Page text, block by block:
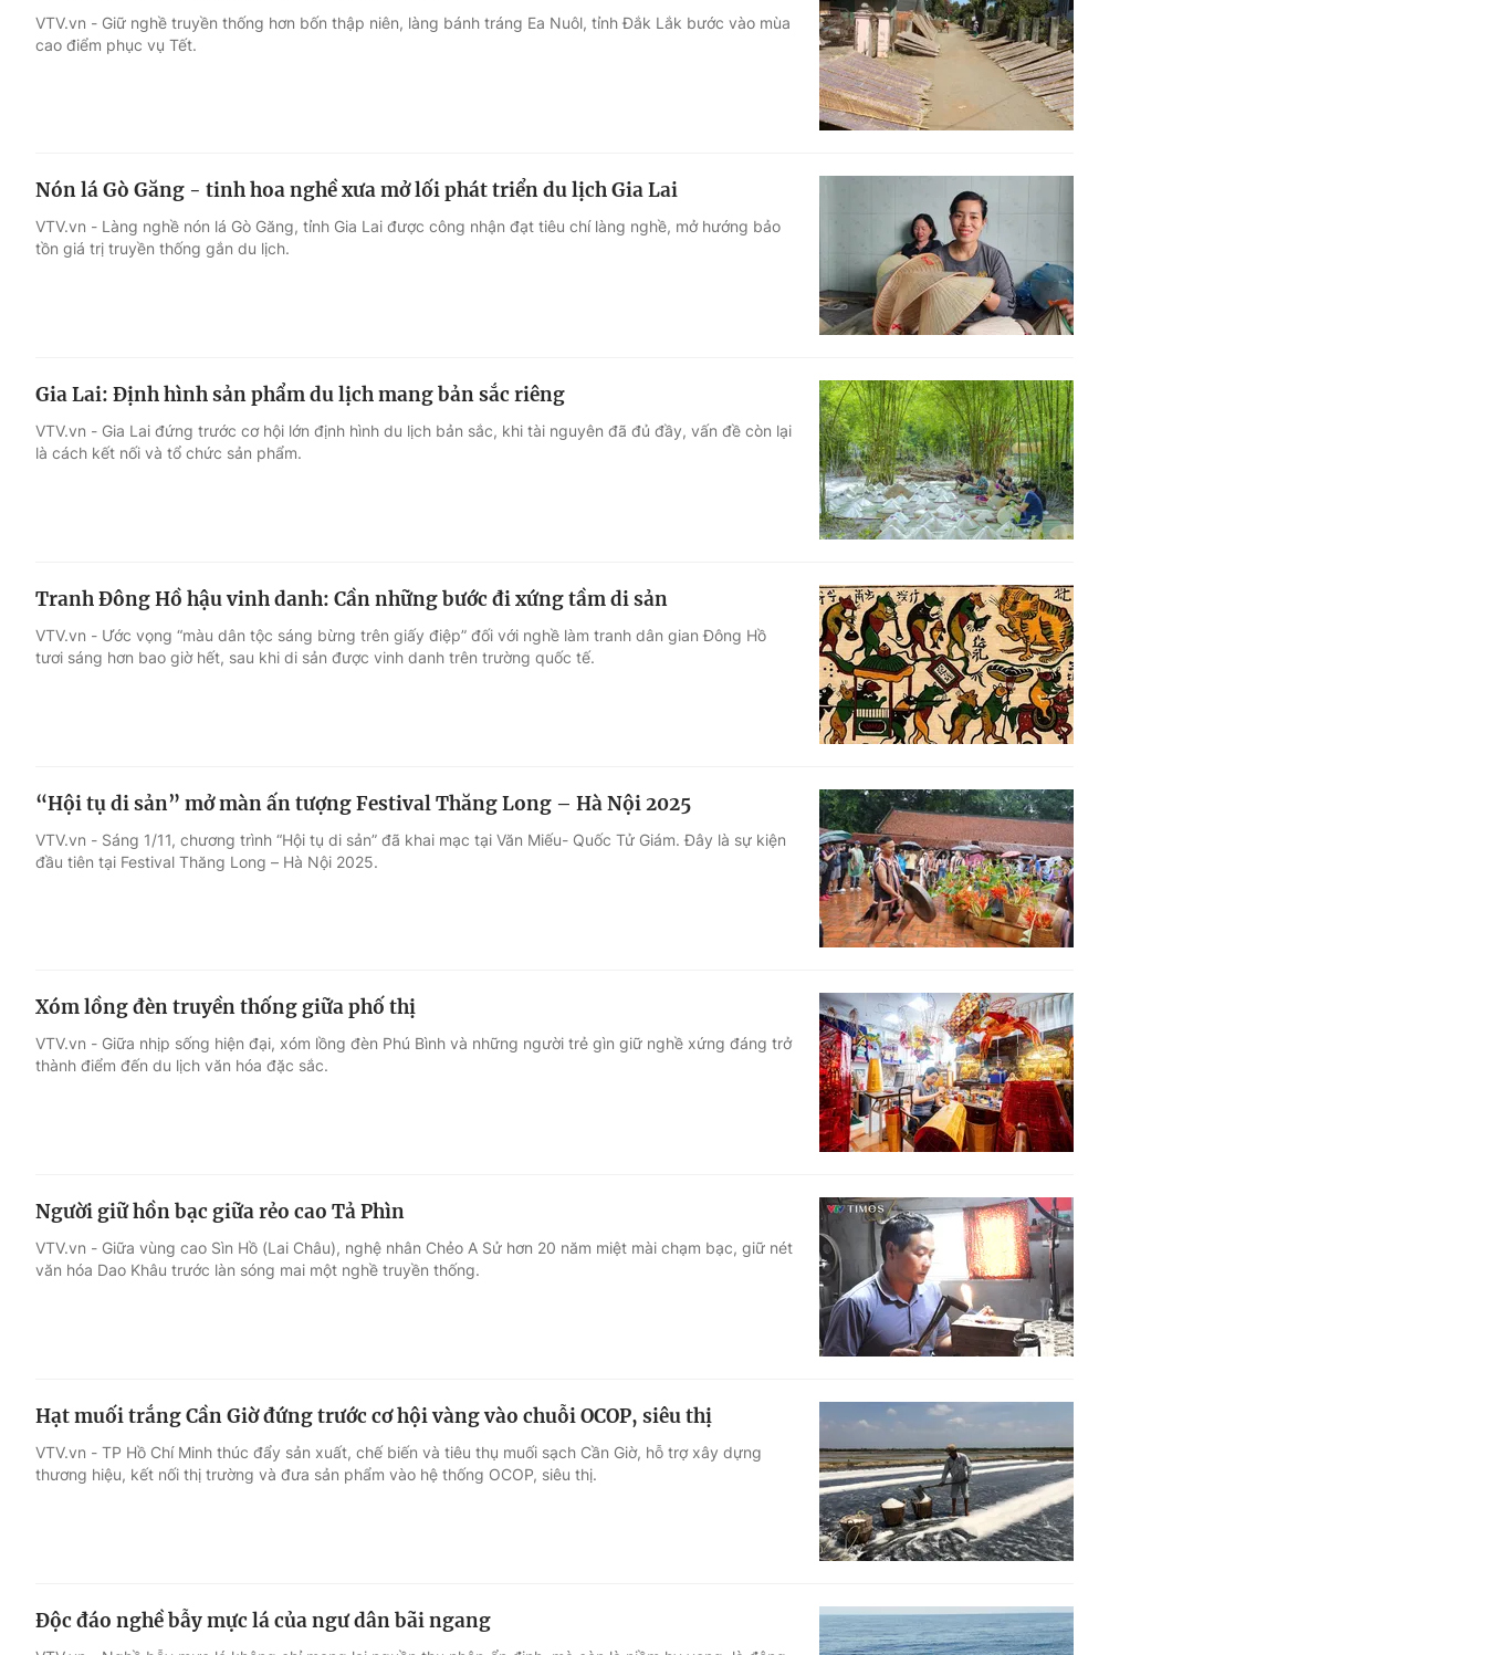
VTV.vn - Giữ nghề truyền thống hơn bốn thập niên, làng bánh tráng Ea Nuôl, tỉnh Đắk Lắk bước vào mùa
cao điểm phục vụ Tết.
Nón lá Gò Găng - tinh hoa nghề xưa mở lối phát triển du lịch Gia Lai
VTV.vn - Làng nghề nón lá Gò Găng, tỉnh Gia Lai được công nhận đạt tiêu chí làng nghề, mở hướng bảo
tồn giá trị truyền thống gắn du lịch.
Gia Lai: Định hình sản phẩm du lịch mang bản sắc riêng
VTV.vn - Gia Lai đứng trước cơ hội lớn định hình du lịch bản sắc, khi tài nguyên đã đủ đầy, vấn đề còn lại
là cách kết nối và tổ chức sản phẩm.
Tranh Đông Hồ hậu vinh danh: Cần những bước đi xứng tầm di sản
VTV.vn - Ước vọng “màu dân tộc sáng bừng trên giấy điệp” đối với nghề làm tranh dân gian Đông Hồ
tươi sáng hơn bao giờ hết, sau khi di sản được vinh danh trên trường quốc tế.
“Hội tụ di sản” mở màn ấn tượng Festival Thăng Long – Hà Nội 2025
VTV.vn - Sáng 1/11, chương trình “Hội tụ di sản” đã khai mạc tại Văn Miếu- Quốc Tử Giám. Đây là sự kiện
đầu tiên tại Festival Thăng Long – Hà Nội 2025.
Xóm lồng đèn truyền thống giữa phố thị
VTV.vn - Giữa nhịp sống hiện đại, xóm lồng đèn Phú Bình và những người trẻ gìn giữ nghề xứng đáng trở
thành điểm đến du lịch văn hóa đặc sắc.
Người giữ hồn bạc giữa rẻo cao Tả Phìn
VTV.vn - Giữa vùng cao Sìn Hồ (Lai Châu), nghệ nhân Chẻo A Sử hơn 20 năm miệt mài chạm bạc, giữ nét
văn hóa Dao Khâu trước làn sóng mai một nghề truyền thống.
Hạt muối trắng Cần Giờ đứng trước cơ hội vàng vào chuỗi OCOP, siêu thị
VTV.vn - TP Hồ Chí Minh thúc đẩy sản xuất, chế biến và tiêu thụ muối sạch Cần Giờ, hỗ trợ xây dựng
thương hiệu, kết nối thị trường và đưa sản phẩm vào hệ thống OCOP, siêu thị.
Độc đáo nghề bẫy mực lá của ngư dân bãi ngang